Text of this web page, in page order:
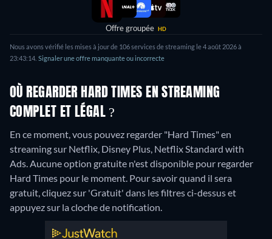
Offre groupée HD
Nous avons vérifié les mises à jour de 106 services de streaming le 4 août 2026 à
23:43:14. Signaler une offre manquante ou incorrecte
OÙ REGARDER HARD TIMES EN STREAMING
COMPLET ET LÉGAL ?
En ce moment, vous pouvez regarder "Hard Times" en
streaming sur Netflix, Disney Plus, Netflix Standard with
Ads.Aucune option gratuite n'est disponible pour regarder
Hard Times pour le moment. Pour savoir quand il sera
gratuit, cliquez sur 'Gratuit' dans les filtres ci-dessus et
appuyez sur la cloche de notification.